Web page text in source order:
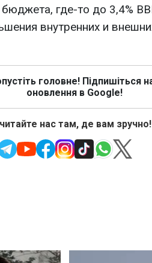
где-то до 3,4%
внутренних и
головне! Підпишіться
оновлення в Google!
нас там, де вам зручно!